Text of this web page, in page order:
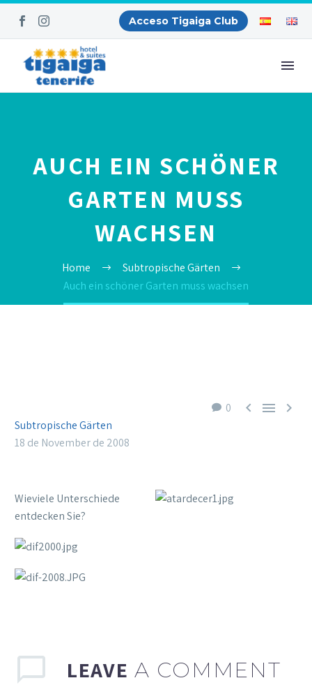
Acceso Tigaiga Club
AUCH EIN SCHÖNER
GARTEN MUSS
WACHSEN
Home
Subtropische Gärten
Auch ein schöner Garten muss wachsen
0   
Subtropische Gärten
18 de November de 2008
Wieviele Unterschiede
entdecken Sie?
LEAVE A COMMENT